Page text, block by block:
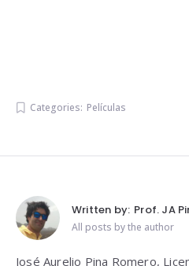
Categories: Películas
Written by: Prof. JA
All posts by the author
José Aurelio Pina Romero,